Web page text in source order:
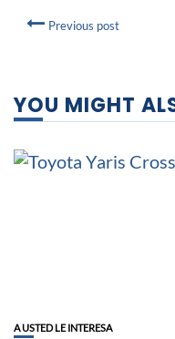
Previous post
YOU MIGHT
A USTED LE INTERESA